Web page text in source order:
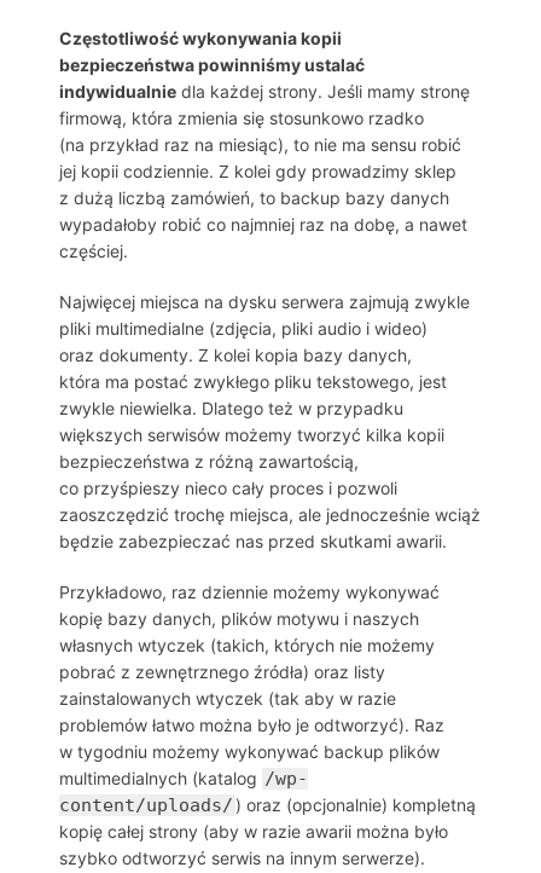
Częstotliwość wykonywania kopii
bezpieczeństwa powinniśmy ustalać
indywidualnie dla każdej strony. Jeśli mamy stronę
firmową, która zmienia się stosunkowo rzadko
(na przykład raz na miesiąc), to nie ma sensu robić
jej kopii codziennie. Z kolei gdy prowadzimy sklep
z dużą liczbą zamówień, to backup bazy danych
wypadałoby robić co najmniej raz na dobę, a nawet
częściej.
Najwięcej miejsca na dysku serwera zajmują zwykle
pliki multimedialne (zdjęcia, pliki audio i wideo)
oraz dokumenty. Z kolei kopia bazy danych,
która ma postać zwykłego pliku tekstowego, jest
zwykle niewielka. Dlatego też w przypadku
większych serwisów możemy tworzyć kilka kopii
bezpieczeństwa z różną zawartością,
co przyśpieszy nieco cały proces i pozwoli
zaoszczędzić trochę miejsca, ale jednocześnie wciąż
będzie zabezpieczać nas przed skutkami awarii.
Przykładowo, raz dziennie możemy wykonywać
kopię bazy danych, plików motywu i naszych
własnych wtyczek (takich, których nie możemy
pobrać z zewnętrznego źródła) oraz listy
zainstalowanych wtyczek (tak aby w razie
problemów łatwo można było je odtworzyć). Raz
w tygodniu możemy wykonywać backup plików
multimedialnych (katalog /wp-
content/uploads/ ) oraz (opcjonalnie) kompletną
kopię całej strony (aby w razie awarii można było
szybko odtworzyć serwis na innym serwerze).